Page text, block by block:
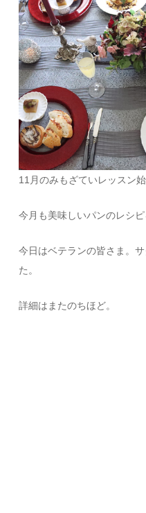
11月のみもざていレッスン始
今月も美味しいパンのレシ
今日はベテランの皆さま。
た。
詳細はまたのちほど。